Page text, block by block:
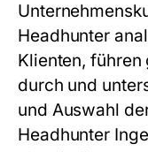
Headhunter
Klienten,
durch und
und Auswahl
Headhunter